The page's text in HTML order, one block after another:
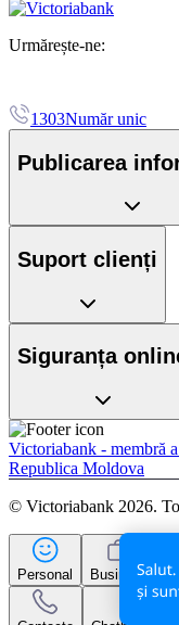
Urmărește-ne:
1303Număr unic
Publicarea
Suport clienți
Siguranța
Victoriabank - membră
Republica Moldova
© Victoriabank 2026.
Personal Business